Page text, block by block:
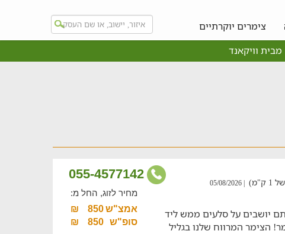
צימרים יוקרתיים
מבית וויקאנד
055-4577142
| 05/08/2026
50 צעדים, ואתם יושבים על סלעים ממש ליד
הצימר המרווח שלנו בגליל
מחיר לזוג, החל מ:
אמצ"ש850
₪
סופ"ש
850
₪